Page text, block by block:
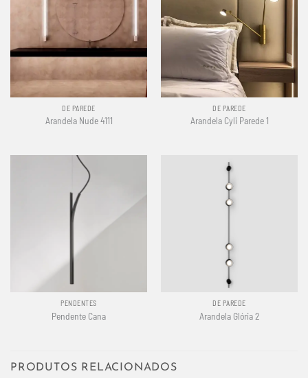
DE PAREDE
Arandela Nude 4111
DE PAREDE
Arandela Cyli Parede 1
PENDENTES
Pendente Cana
DE PAREDE
Arandela Glória 2
PRODUTOS RELACIONADOS